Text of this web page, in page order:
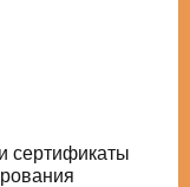
сертификаты